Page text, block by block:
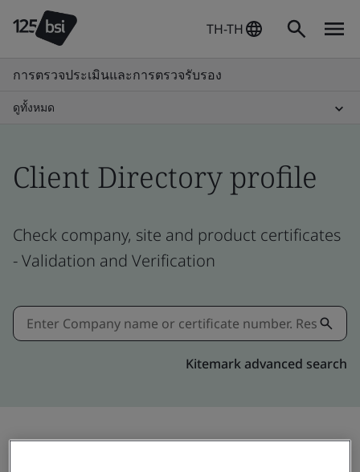
TH-TH
การตรวจประเมินและการตรวจรับรอง
ดูทั้งหมด
Client Directory profile
Check company, site and product certificates
- Validation and Verification
Kitemark advanced search